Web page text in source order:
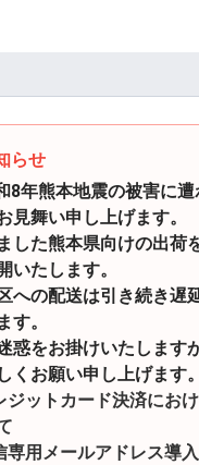
らせ
年熊本地震の被害に遭
見舞い申し上げます。
した熊本県向けの出荷
いたします。
への配送は引き続き遅
す。
惑をお掛けいたします
くお願い申し上げます。
ジットカード決済にお
専用メールアドレス導